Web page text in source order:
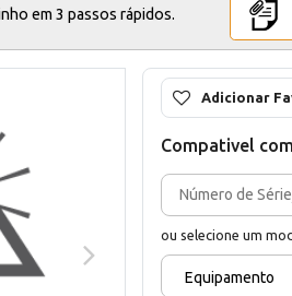
em 3 passos rápidos.
Adicionar
Compativel
ou selecione um
Equipamento